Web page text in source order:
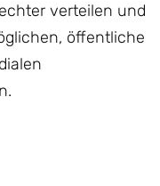
verteilen und
öffentliche